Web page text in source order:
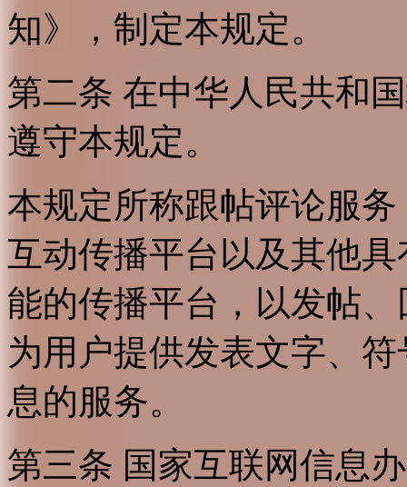
知》，制定本规定。
第二条 在中华人民共和
遵守本规定。
本规定所称跟帖评论服
互动传播平台以及其他
能的传播平台，以发帖
为用户提供发表文字、
息的服务。
第三条 国家互联网信息